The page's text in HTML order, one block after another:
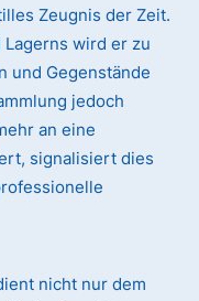
Zeugnis der Zeit.
Lagerns wird er zu
und Gegenstände
jedoch
an eine
signalisiert dies
nicht nur dem